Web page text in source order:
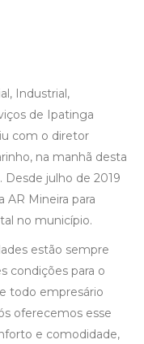
Industrial,
de Ipatinga
com o diretor
na manhã desta
Desde julho de 2019
AR Mineira para
no município.
estão sempre
condições para o
todo empresário
oferecemos esse
e comodidade,